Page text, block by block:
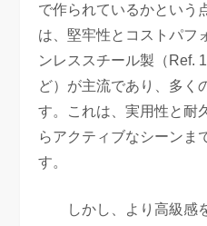
で作られているかという
は、堅牢性とコストパフ
ンレススチール製（Ref.
ど）が主流であり、多く
す。これは、実用性と耐
らアクティブなシーンま
す。
しかし、より高級感